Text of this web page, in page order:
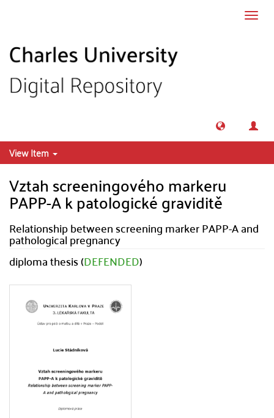
View Item
Vztah screeningového markeru
PAPP-A k patologické graviditě
Relationship between screening marker PAPP-A and
pathological pregnancy
diploma thesis (DEFENDED)